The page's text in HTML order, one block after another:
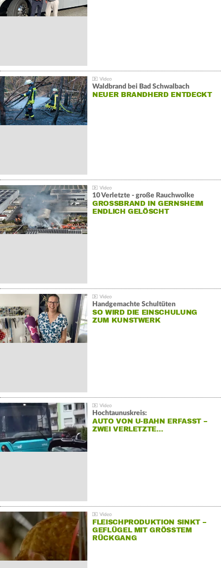
Waldbrand bei Bad Schwalbach
NEUER BRANDHERD ENTDECKT
10 Verletzte - große Rauchwolke
GROSSBRAND IN GERNSHEIM E
NDLICH GELÖSCHT
Handgemachte Schultüten
SO WIRD DIE EINSCHULUNG
ZUM KUNSTWERK
Hochtaunuskreis:
AUTO VON U-BAHN ERFASST –
ZWEI VERLETZTE…
FLEISCHPRODUKTION SINKT –
GEFLÜGEL MIT GRÖSSTEM R
ÜCKGANG